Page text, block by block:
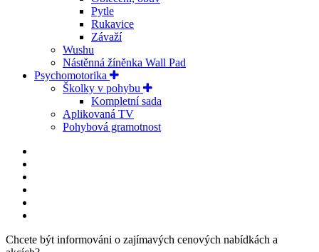
Pytle
Rukavice
Závaží
Wushu
Nástěnná žíněnka Wall Pad
Psychomotorika
Školky v pohybu
Kompletní sada
Aplikovaná TV
Pohybová gramotnost
Chcete být informováni o zajímavých cenových nabídkách a